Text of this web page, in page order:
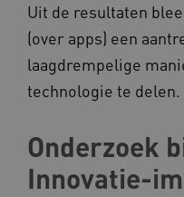
Uit de resultaten
(over apps) een
laagdrempelige
technologie te delen.
Onderzoek
Innovatie-